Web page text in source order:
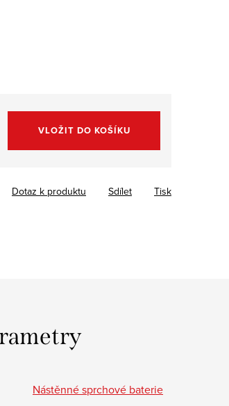
VLOŽIT DO KOŠÍKU
Tisk
Dotaz k produktu Sdílet
Nástěnné sprchové baterie